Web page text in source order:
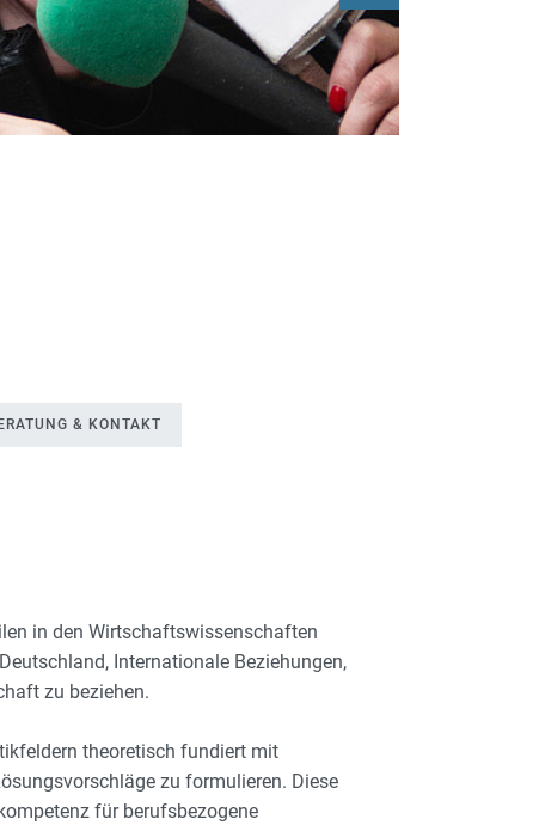
& KONTAKT
in den Wirtschaftswissenschaften
Internationale Beziehungen,
zu beziehen.
theoretisch fundiert mit
zu formulieren. Diese
für berufsbezogene